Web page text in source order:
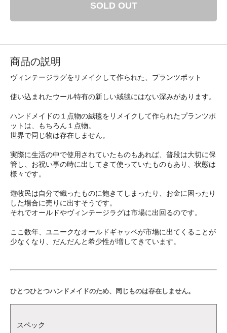
SOLD OUT
商品の説明
ヴィンテージラグをリメイクして作られた、プランツポット
使い込まれたウール特有の新しい絨毯にはない深みがあります。
ハンドメイドの１点物の絨毯をリメイクして作られたプランツポ
ットは、もちろん１点物。
世界で同じ物は存在しません。
実際に生活の中で使用されていたものもあれば、普段は大切に保
管し、お祝い事の時に出してきて使っていたものもあり、状態は
様々です。
遊牧民は自分で織ったものに飽きてしまったり、お金に困ったり
した場合に売りに出すそうです。
それでオールドやヴィンテージラグは市場に出回るのです。
ここ数年、ユニークなオールドギャッベが市場に出てくることが
少なくなり、だんだんと希少性が増してきています。
ひとつひとつハンドメイドのため、同じものは存在しません。
スペック